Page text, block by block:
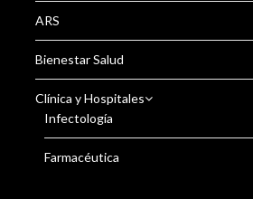
ARS
Bienestar Salud
Clínica y Hospitales
Infectología
Farmacéutica